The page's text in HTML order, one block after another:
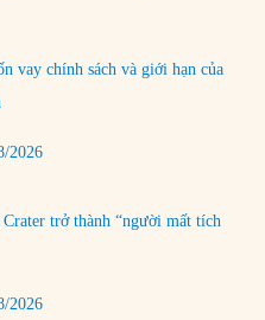
vay chính sách và giới hạn của
2026
trở thành “người mất tích
2026